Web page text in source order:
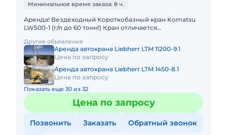
Минимальное время заказа: 8 ч.
Аренда! Вездеходный Короткобазный кран Komatsu
LW500-1 (г/п до 60 тонн!) Кран отличается
бездорожью, он незам
Другие объявления
Аренда автокрана Liebherr LTM 11200-9.1
Цена по запросу
Аренда автокрана Liebherr LTM 1450-8.1
Цена по запросу
Показать еще 30 из 32
Цена по запросу
Позвонить Заказать Обратный звонок